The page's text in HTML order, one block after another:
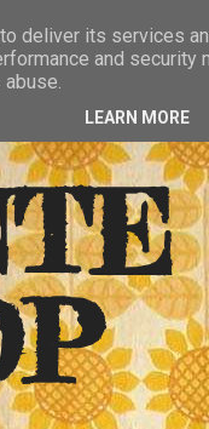
deliver its services
and
LEARN MORE